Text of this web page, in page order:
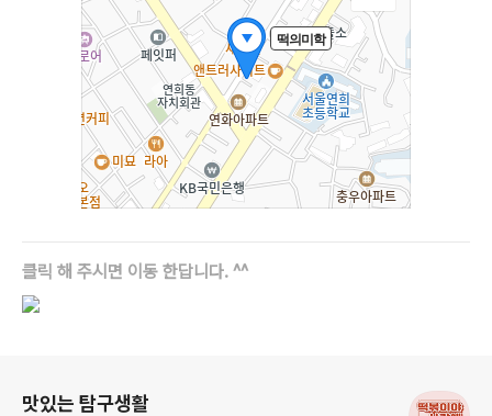
클릭 해 주시면 이동 한답니다. ^^
맛있는 탐구생활